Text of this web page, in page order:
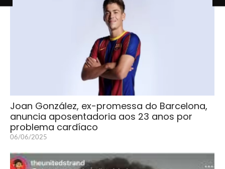
Joan González, ex-promessa do Barcelona,
anuncia aposentadoria aos 23 anos por
problema cardíaco
06/06/2025